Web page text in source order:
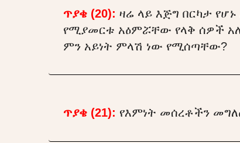
ጥያቄ (20): ዛሬ ላይ እጅግ በርካታ
የሚያመርቱ አዕምሯቸው የላቅ ሰዎች
ምን አይነት ምላሽ ነው የሚሰጣቸው?
ጥያቄ (21): የእምነት መሰረቶችን